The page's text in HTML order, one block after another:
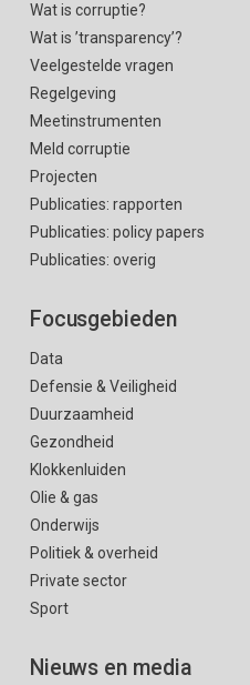
Wat is corruptie?
Wat is ’transparency’?
Veelgestelde vragen
Regelgeving
Meetinstrumenten
Meld corruptie
Projecten
Publicaties: rapporten
Publicaties: policy papers
Publicaties: overig
Focusgebieden
Data
Defensie & Veiligheid
Duurzaamheid
Gezondheid
Klokkenluiden
Olie & gas
Onderwijs
Politiek & overheid
Private sector
Sport
Nieuws en media